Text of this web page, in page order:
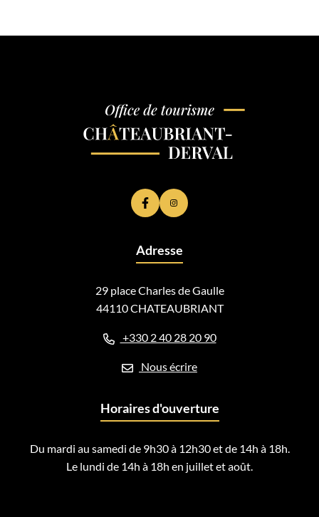
Lien vers le compte Facebook
Lien vers le compte Instagram
Adresse
29 place Charles de Gaulle
44110 CHATEAUBRIANT
+330 2 40 28 20 90
Nous écrire
Horaires d'ouverture
Du mardi au samedi de 9h30 à 12h30 et de 14h à 18h.
Le lundi de 14h à 18h en juillet et août.